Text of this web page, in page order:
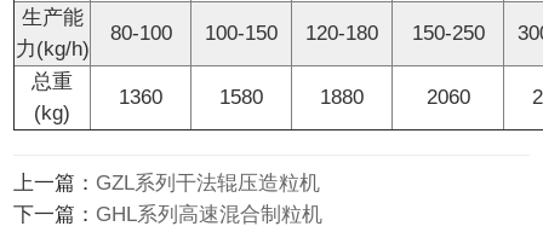
生产能
力(kg/h)
80-100 100-150 120-180 150-250
总重
(kg)
1360 1580 1880 2060
上一篇： GZL系列干法辊压造粒机
下一篇： GHL系列高速混合制粒机